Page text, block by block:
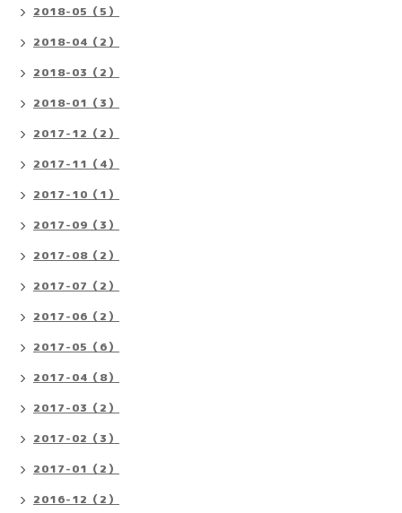
2018-05（5）
2018-04（2）
2018-03（2）
2018-01（3）
2017-12（2）
2017-11（4）
2017-10（1）
2017-09（3）
2017-08（2）
2017-07（2）
2017-06（2）
2017-05（6）
2017-04（8）
2017-03（2）
2017-02（3）
2017-01（2）
2016-12（2）